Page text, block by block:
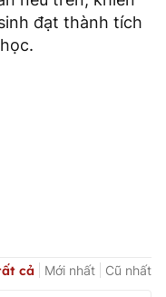
đạt thành tích
cả Mới nhất Cũ nhất